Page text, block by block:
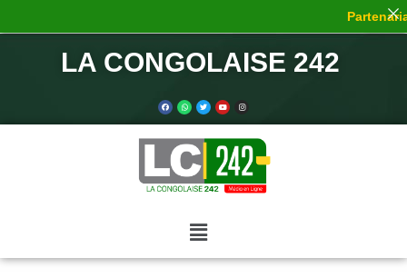
LA CONGOLAISE 242